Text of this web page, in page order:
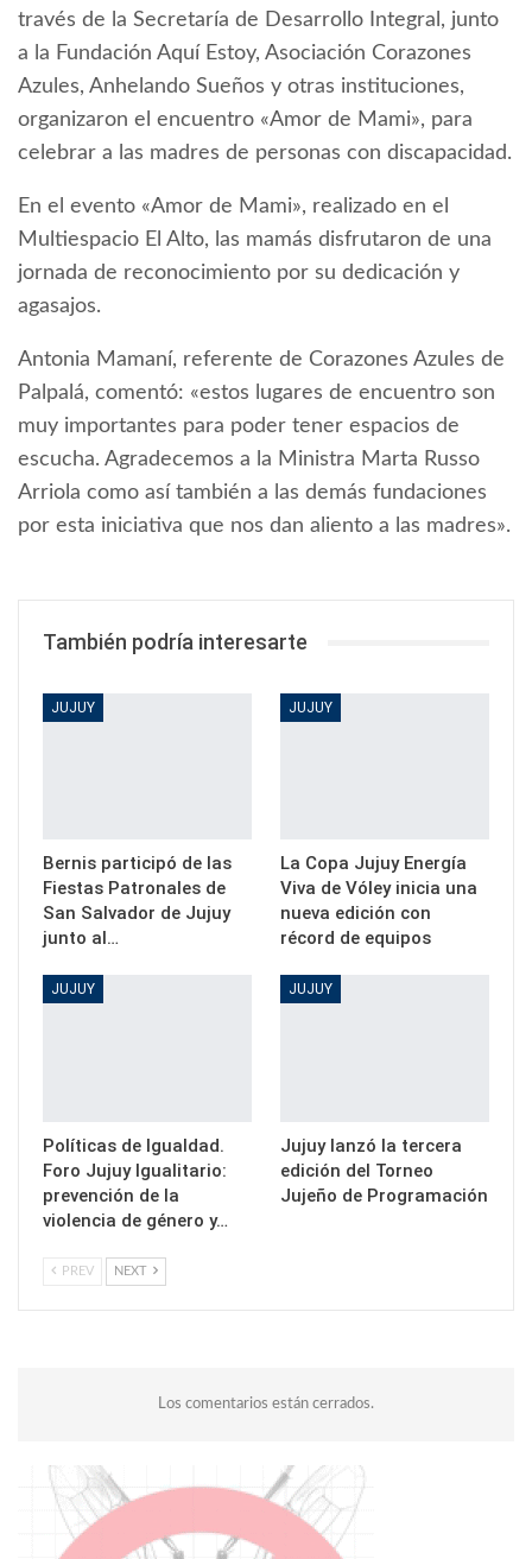
través de la Secretaría de Desarrollo Integral, junto
a la Fundación Aquí Estoy, Asociación Corazones
Azules, Anhelando Sueños y otras instituciones,
organizaron el encuentro «Amor de Mami», para
celebrar a las madres de personas con discapacidad.
En el evento «Amor de Mami», realizado en el
Multiespacio El Alto, las mamás disfrutaron de una
jornada de reconocimiento por su dedicación y
agasajos.
Antonia Mamaní, referente de Corazones Azules de
Palpalá, comentó: «estos lugares de encuentro son
muy importantes para poder tener espacios de
escucha. Agradecemos a la Ministra Marta Russo
Arriola como así también a las demás fundaciones
por esta iniciativa que nos dan aliento a las madres».
También podría interesarte
JUJUY
Bernis participó de las
Fiestas Patronales de
San Salvador de Jujuy
junto al…
JUJUY
La Copa Jujuy Energía
Viva de Vóley inicia una
nueva edición con
récord de equipos
JUJUY
Políticas de Igualdad.
Foro Jujuy Igualitario:
prevención de la
violencia de género y…
JUJUY
Jujuy lanzó la tercera
edición del Torneo
Jujeño de Programación
PREV NEXT
Los comentarios están cerrados.